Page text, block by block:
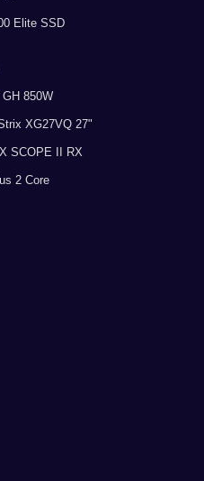
Elite SSD
850W
XG27VQ 27"
SCOPE II RX
2 Core